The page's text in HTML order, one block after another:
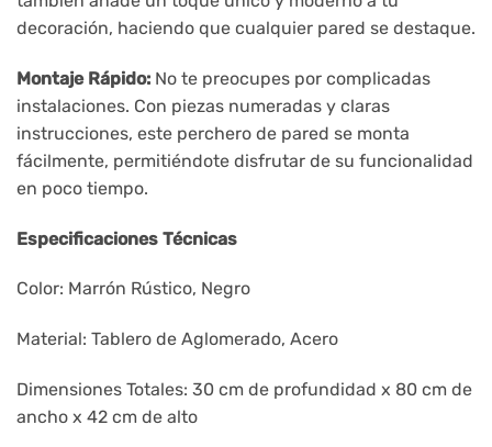
decoración, haciendo que cualquier pared se destaque.
Montaje Rápido: No te preocupes por complicadas
instalaciones. Con piezas numeradas y claras
instrucciones, este perchero de pared se monta
fácilmente, permitiéndote disfrutar de su funcionalidad
en poco tiempo.
Especificaciones Técnicas
Color: Marrón Rústico, Negro
Material: Tablero de Aglomerado, Acero
Dimensiones Totales: 30 cm de profundidad x 80 cm de
ancho x 42 cm de alto